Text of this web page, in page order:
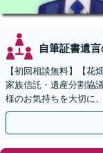
自筆証書遺
【初回相談無料】【花
家族信託・遺産分割協
様のお気持ちを大切に
めた場合も親身になっ